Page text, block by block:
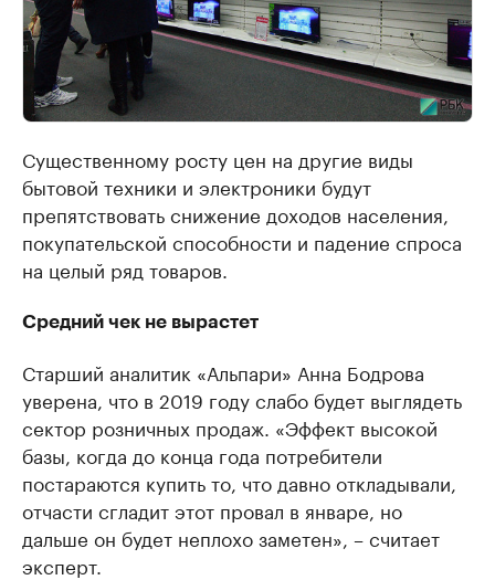
Существенному росту цен на другие виды
бытовой техники и электроники будут
препятствовать снижение доходов населения,
покупательской способности и падение спроса
на целый ряд товаров.
Средний чек не вырастет
Старший аналитик «Альпари» Анна Бодрова
уверена, что в 2019 году слабо будет выглядеть
сектор розничных продаж. «Эффект высокой
базы, когда до конца года потребители
постараются купить то, что давно откладывали,
отчасти сгладит этот провал в январе, но
дальше он будет неплохо заметен», – считает
эксперт.